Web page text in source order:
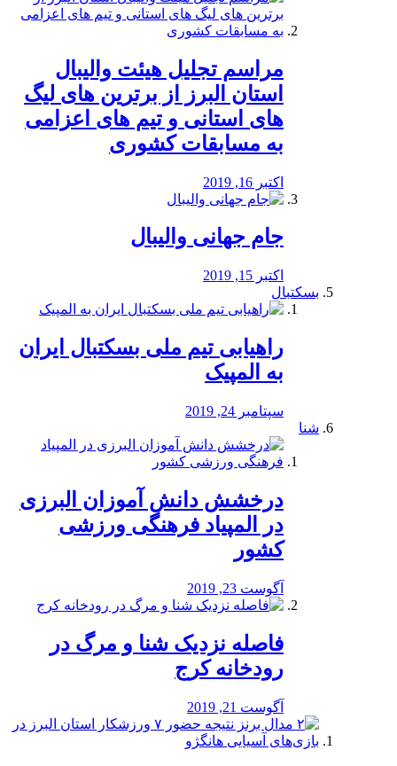
مراسم تجلیل هیئت والیبال
استان البرز از برترین های لیگ
های استانی و تیم های اعزامی
به مسابقات کشوری
اکتبر 16, 2019
جام جهانی والیبال
اکتبر 15, 2019
بسکتبال
راهیابی تیم ملی بسکتبال ایران
به المپیک
سپتامبر 24, 2019
شنا
درخشش دانش آموزان البرزی
در المپیاد فرهنگی ورزشی
کشور
آگوست 23, 2019
️فاصله نزدیک شنا و مرگ در
رودخانه کرج
آگوست 21, 2019